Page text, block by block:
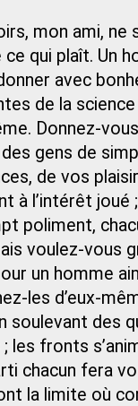
mon ami, ne
ce qui plaît. Un
avec
de la
Donnez-
gens de
de vos
à l’intérêt joué
poliment,
voulez-vous
un homme
les d’eux-
soulevant des
; les fronts
chacun fera
la limite où